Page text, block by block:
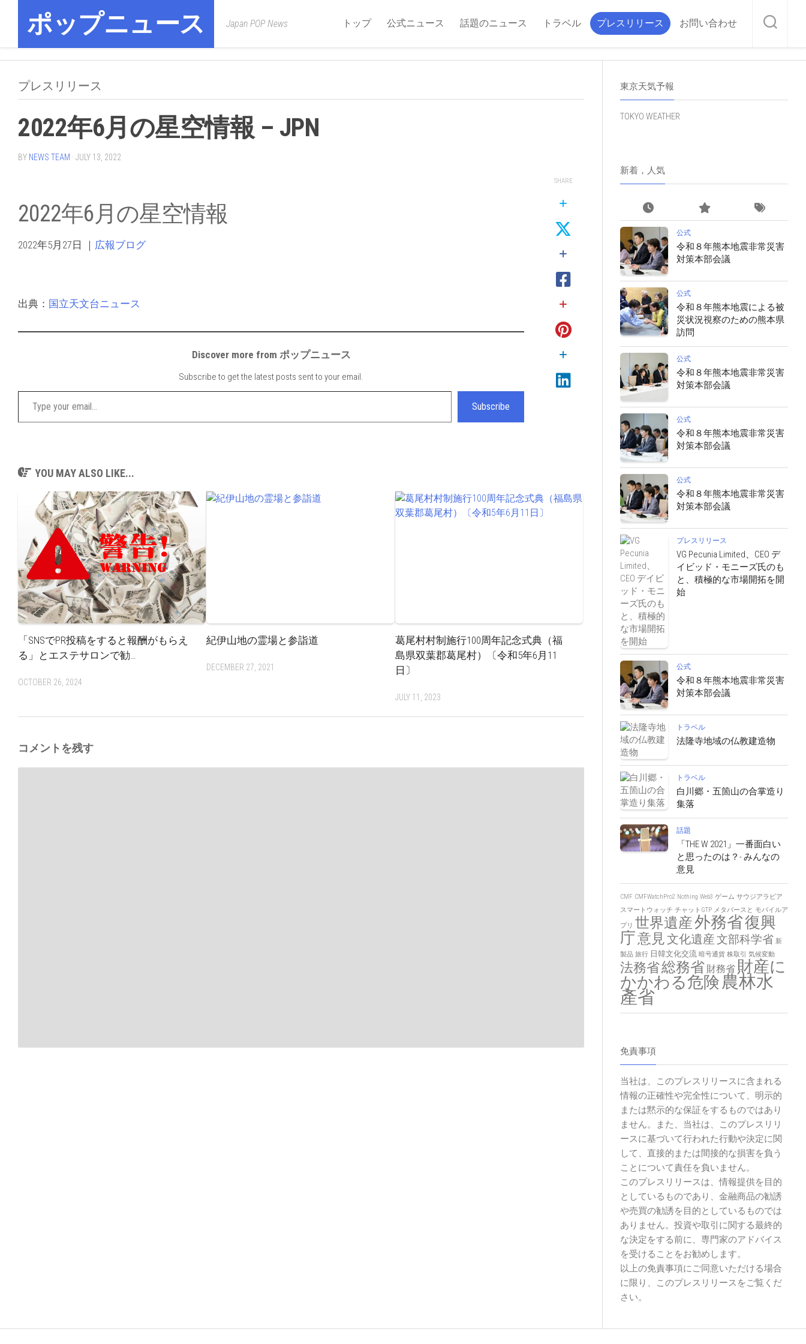
contentポップニュース Japan POP News トップ 公式ニュース 話題のニュース トラベル プレスリリース お問い合わせ
プレスリリース
2022年6月の星空情報 – JPN
BY NEWS TEAM · JULY 13, 2022
2022年6月の星空情報
2022年5月27日 ｜ 広報ブログ
出典： 国立天文台ニュース
Discover more from ポップニュース
Subscribe to get the latest posts sent to your email.
Type your email…
Subscribe
SHARE
YOU MAY ALSO LIKE...
「SNSでPR投稿をすると報酬がもらえ
る」とエステサロンで勧…
OCTOBER 26, 2024
紀伊山地の霊場と参詣道
DECEMBER 27, 2021
葛尾村村制施行100周年記念式典（福
島県双葉郡葛尾村）〔令和5年6月11
日〕
JULY 11, 2023
コメントを残す
東京天気予報
TOKYO WEATHER
新着，人気
公式
令和８年熊本地震非常災害
対策本部会議
公式
令和８年熊本地震による被
災状況視察のための熊本県
訪問
公式
令和８年熊本地震非常災害
対策本部会議
公式
令和８年熊本地震非常災害
対策本部会議
公式
令和８年熊本地震非常災害
対策本部会議
プレスリリース
VG Pecunia Limited、CEO デ
イビッド・モニーズ氏のも
と、積極的な市場開拓を開
始
公式
令和８年熊本地震非常災害
対策本部会議
トラベル
法隆寺地域の仏教建造物
トラベル
白川郷・五箇山の合掌造り
集落
話題
「THE W 2021」一番面白い
と思ったのは？- みんなの
意見
CMF CMFWatchPro2 Nothing Web3 ゲーム サウジアラビア
スマートウォッチ チャットGTP メタバースと モバイルア
プリ 世界遺産外務省復興
庁意見文化遺産文部科学省 新
製品 旅行 日韓文化交流 暗号通貨 株取引 気候変動
法務省総務省 財務省 財産に
かかわる危険農林水
產省
免責事項
当社は、このプレスリリースに含まれる
情報の正確性や完全性について、明示的
または黙示的な保証をするものではあり
ません。また、当社は、このプレスリリ
ースに基づいて行われた行動や決定に関
して、直接的または間接的な損害を負う
ことについて責任を負いません。
このプレスリリースは、情報提供を目的
としているものであり、金融商品の勧誘
や売買の勧誘を目的としているものでは
ありません。投資や取引に関する最終的
な決定をする前に、専門家のアドバイス
を受けることをお勧めします。
以上の免責事項にご同意いただける場合
に限り、このプレスリリースをご覧くだ
さい。